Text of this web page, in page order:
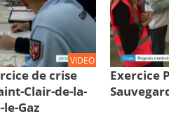
VIDEO
de crise
Clair-de-la-
Gaz
Exercice